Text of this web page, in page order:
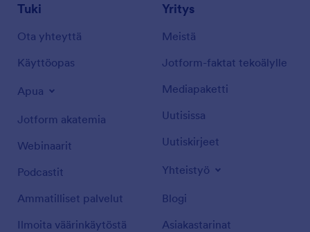
Tuki
Ota yhteyttä
Käyttöopas
Apua
Jotform akatemia
Webinaarit
Podcastit
Ammatilliset palvelut
Ilmoita väärinkäytöstä
Yritys
Meistä
Jotform-faktat tekoälylle
Mediapaketti
Uutisissa
Uutiskirjeet
Yhteistyö
Blogi
Asiakastarinat